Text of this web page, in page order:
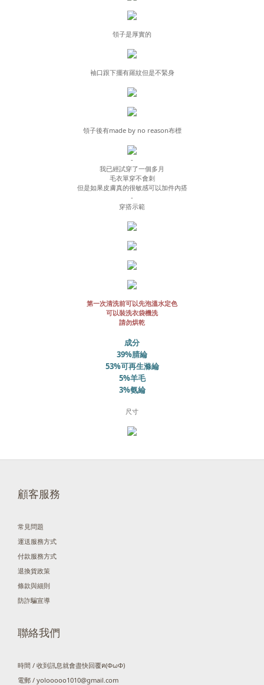
領子是厚實的
袖口跟下擺有羅紋但是不緊身
領子後有made by no reason布標
-
我已經試穿了一個多月
毛衣單穿不會刺
但是如果皮膚真的很敏感可以加件內搭
-
穿搭示範
第一次清洗前可以先泡溫水定色
可以裝洗衣袋機洗
請勿烘乾
成分
39%腈綸
53%可再生滌綸
5%羊毛
3%氨綸
尺寸
顧客服務
常見問題
運送服務方式
付款服務方式
退換貨政策
條款與細則
防詐騙宣導
聯絡我們
時間 / 收到訊息就會盡快回覆ฅ(ΦωΦ)
電郵 / yolooooo1010@gmail.com